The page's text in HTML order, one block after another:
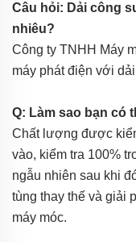
Câu hỏi: Dải công
nhiêu?
Công ty TNHH Máy
máy phát điện với
Q: Làm sao bạn có
Chất lượng được
vào, kiểm tra 100%
ngẫu nhiên sau khi
tùng thay thế và giải
máy móc.